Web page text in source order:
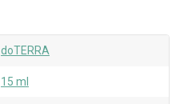
doTERRA
15 ml